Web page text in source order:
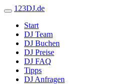
123DJ.de
Start
DJ Team
DJ Buchen
DJ Preise
DJ FAQ
Tipps
DJ Anfragen